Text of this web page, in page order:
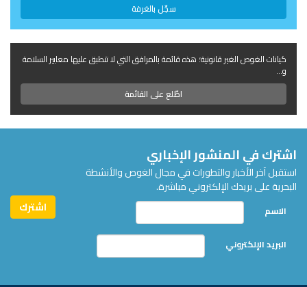
سجّل بالغرفة
كيانات الغوص الغير قانونية؛ هذه قائمة بالمرافق التي لا تنطبق عليها معايير السلامة
و...
اطّلع على القائمة
اشترك في المنشور الإخباري
استقبل آخر الأخبار والتطورات في مجال الغوص والأنشطة
البحرية على بريدك الإلكتروني مباشرة.
الاسم
البريد الإلكتروني